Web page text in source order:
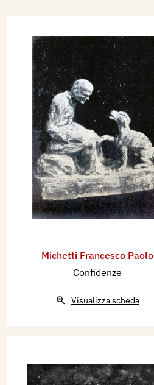
Michetti Francesco Paolo
Confidenze
Visualizza scheda